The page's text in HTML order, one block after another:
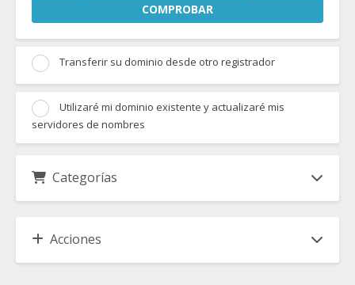
COMPROBAR
Transferir su dominio desde otro registrador
Utilizaré mi dominio existente y actualizaré mis
servidores de nombres
Categorías
Acciones